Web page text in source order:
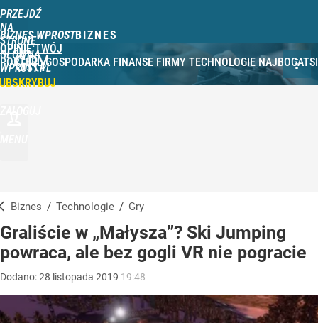
PRZEJDŹ
NA
STRONĘ
GŁÓWNĄ
WPROST.PL
BIZNES WPROST
OPINIE TWÓJ
PORTFEL GOSPODARKA FINANSE FIRMY TECHNOLOGIE NAJBOGATSI
GRY
Biznes / Technologie / Gry
Graliście w „Małysza”? Ski Jumping
powraca, ale bez gogli VR nie pogracie
Dodano:28 listopada 2019 19:48